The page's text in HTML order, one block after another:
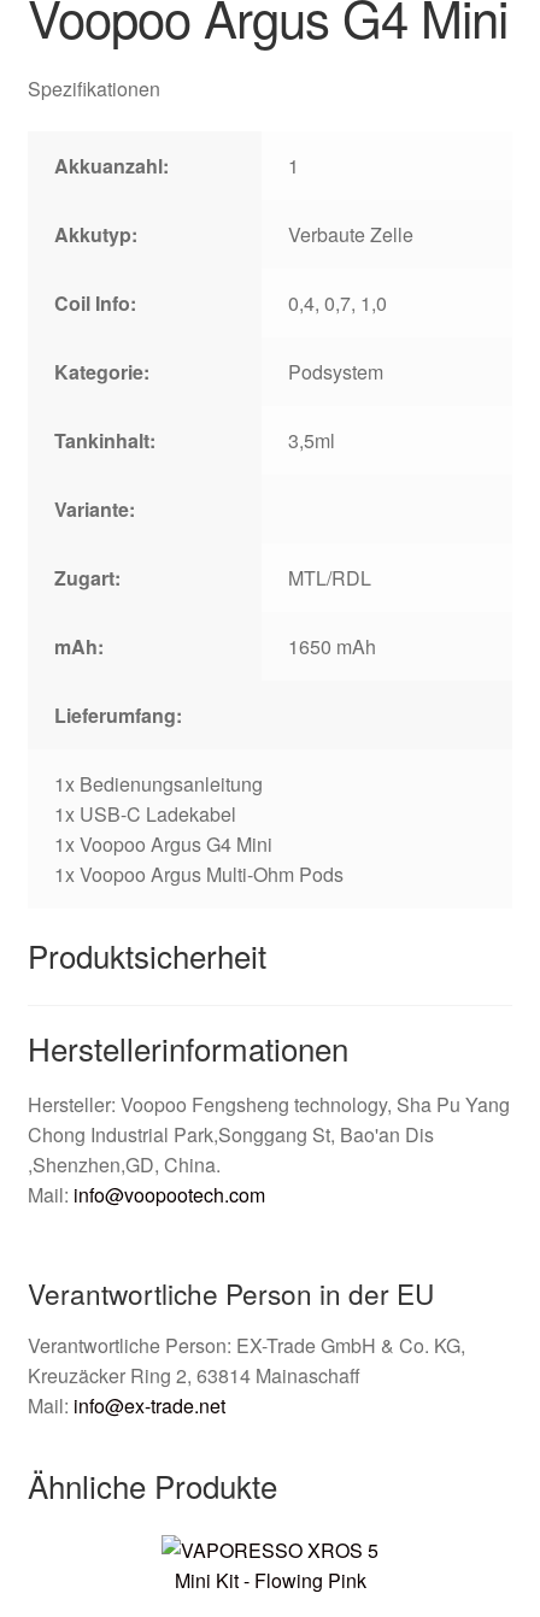
Voopoo Argus G4 Mini
Spezifikationen
Akkuanzahl: 1
Akkutyp: Verbaute Zelle
Coil Info: 0,4, 0,7, 1,0
Kategorie: Podsystem
Tankinhalt: 3,5ml
Variante:
Zugart: MTL/RDL
mAh: 1650 mAh
Lieferumfang:
1x Bedienungsanleitung
1x USB-C Ladekabel
1x Voopoo Argus G4 Mini
1x Voopoo Argus Multi-Ohm Pods
Produktsicherheit
Herstellerinformationen
Hersteller: Voopoo Fengsheng technology, Sha Pu Yang
Chong Industrial Park,Songgang St, Bao'an Dis
,Shenzhen,GD, China.
Mail: info@voopootech.com
Verantwortliche Person in der EU
Verantwortliche Person: EX-Trade GmbH & Co. KG,
Kreuzäcker Ring 2, 63814 Mainaschaff
Mail: info@ex-trade.net
Ähnliche Produkte